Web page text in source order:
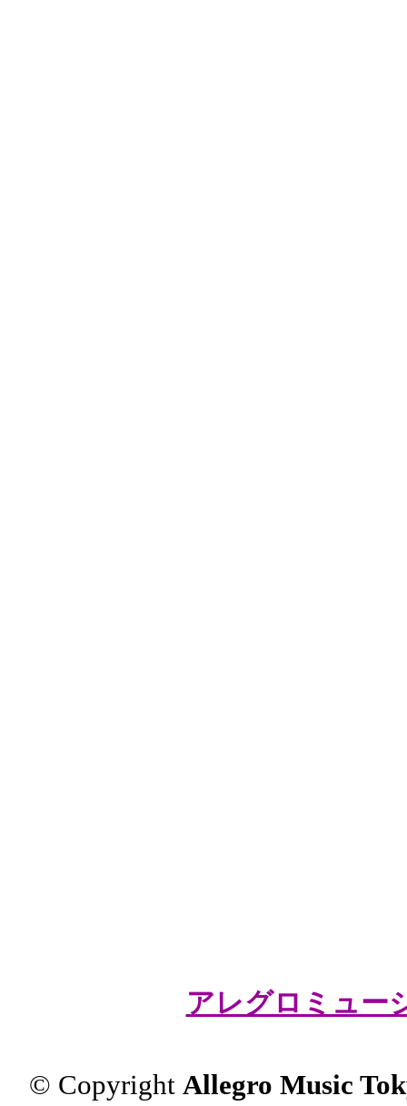
アレグロミュー
© Copyright Allegro Music